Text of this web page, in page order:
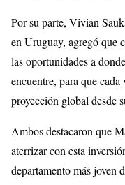
Por su parte, Vivian
en Uruguay, agregó que
las oportunidades a
encuentre, para que cada
proyección global desde
Ambos destacaron que
aterrizar con esta
departamento más joven